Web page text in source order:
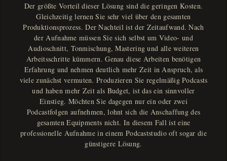
Der größte Vorteil dieser Lösung sind die geringen Kosten.
Gleichzeitig lernen Sie sehr viel über den gesamten
Produktionsprozess. Der Nachteil ist der Zeitaufwand. Nach
der Aufnahme müssen Sie sich selbst um Video- und
Audioschnitt, Tonmischung, Mastering und alle weiteren
Arbeitsschritte kümmern. Genau diese Arbeiten benötigen
Erfahrung und nehmen deutlich mehr Zeit in Anspruch, als
viele zunächst vermuten. Produzieren Sie regelmäßig Podcasts
und haben mehr Zeit als Budget, ist das ein sinnvoller
Einstieg. Möchten Sie dagegen nur ein oder zwei
Podcastfolgen aufnehmen, lohnt sich die Anschaffung des
gesamten Equipments nicht. In diesem Fall ist eine
professionelle Aufnahme in einem Podcaststudio oft sogar die
günstigere Lösung.